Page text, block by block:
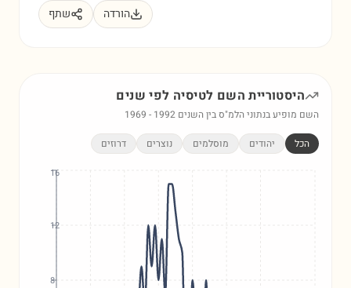
הורדה שתף
היסטוריית השם לטיסיה לפי שנים
השם מופיע בנתוני הלמ"ס בין השנים 1969 - 1992
הכל יהודים מוסלמים נוצרים דרוזים
8
12
16